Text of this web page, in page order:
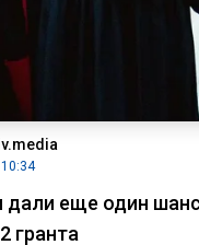
дали еще один
гранта